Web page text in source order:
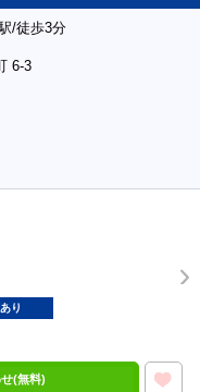
/徒歩3分
6-3
り
(無料)